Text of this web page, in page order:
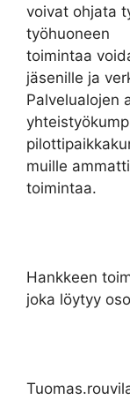
voivat ohjata
työhuoneen
toimintaa
jäsenille ja
Palvelualojen
muille
toimintaa.
Hankkeen
joka löytyy